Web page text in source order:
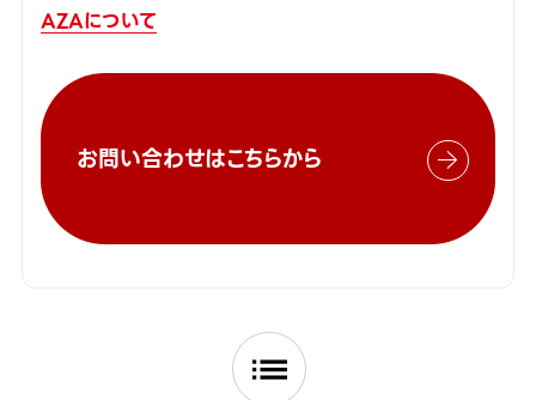
AZAについて
お問い合わせはこちらから